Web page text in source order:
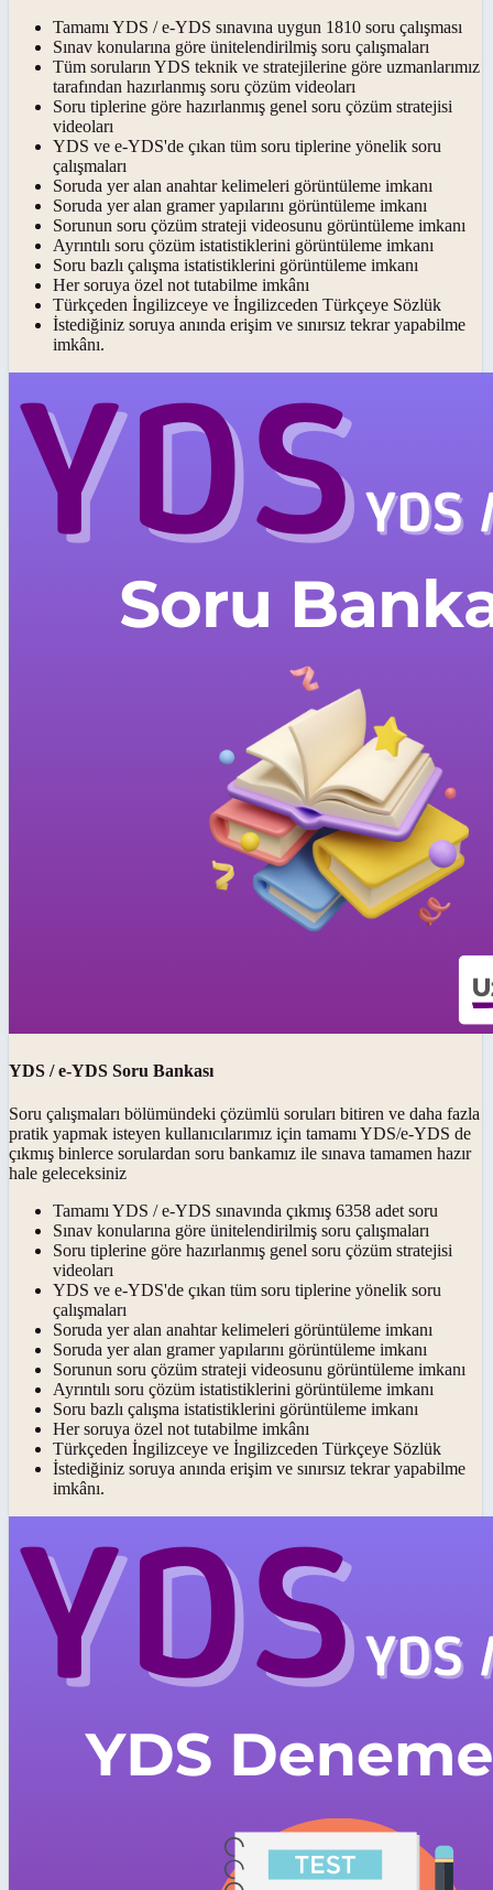
Tamamı YDS / e-YDS sınavına uygun 1810 soru çalışması
Sınav konularına göre ünitelendirilmiş soru çalışmaları
Tüm soruların YDS teknik ve stratejilerine göre uzmanlarımız
tarafından hazırlanmış soru çözüm videoları
Soru tiplerine göre hazırlanmış genel soru çözüm stratejisi
videoları
YDS ve e-YDS'de çıkan tüm soru tiplerine yönelik soru
çalışmaları
Soruda yer alan anahtar kelimeleri görüntüleme imkanı
Soruda yer alan gramer yapılarını görüntüleme imkanı
Sorunun soru çözüm strateji videosunu görüntüleme imkanı
Ayrıntılı soru çözüm istatistiklerini görüntüleme imkanı
Soru bazlı çalışma istatistiklerini görüntüleme imkanı
Her soruya özel not tutabilme imkânı
Türkçeden İngilizceye ve İngilizceden Türkçeye Sözlük
İstediğiniz soruya anında erişim ve sınırsız tekrar yapabilme
imkânı.
YDS / e-YDS Soru Bankası
Soru çalışmaları bölümündeki çözümlü soruları bitiren ve daha fazla
pratik yapmak isteyen kullanıcılarımız için tamamı YDS/e-YDS de
çıkmış binlerce sorulardan soru bankamız ile sınava tamamen hazır
hale geleceksiniz
Tamamı YDS / e-YDS sınavında çıkmış 6358 adet soru
Sınav konularına göre ünitelendirilmiş soru çalışmaları
Soru tiplerine göre hazırlanmış genel soru çözüm stratejisi
videoları
YDS ve e-YDS'de çıkan tüm soru tiplerine yönelik soru
çalışmaları
Soruda yer alan anahtar kelimeleri görüntüleme imkanı
Soruda yer alan gramer yapılarını görüntüleme imkanı
Sorunun soru çözüm strateji videosunu görüntüleme imkanı
Ayrıntılı soru çözüm istatistiklerini görüntüleme imkanı
Soru bazlı çalışma istatistiklerini görüntüleme imkanı
Her soruya özel not tutabilme imkânı
Türkçeden İngilizceye ve İngilizceden Türkçeye Sözlük
İstediğiniz soruya anında erişim ve sınırsız tekrar yapabilme
imkânı.